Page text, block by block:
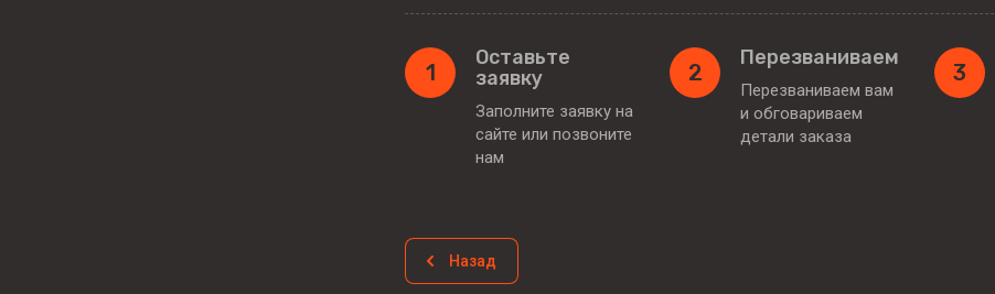
1
Оставьте
заявку
Заполните заявку на
сайте или позвоните
нам
2
Перезваниваем
Перезваниваем вам
и обговариваем
детали заказа
3
Назад